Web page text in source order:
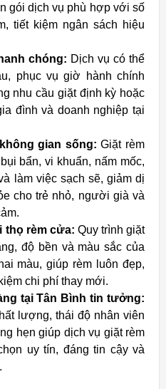
gói dịch vụ phù hợp với số
tiết kiệm ngân sách hiệu
chóng: Dịch vụ có thể
phục vụ giờ hành chính
nhu cầu giặt định kỳ hoặc
đình và doanh nghiệp tại
gian sống: Giặt rèm
bẩn, vi khuẩn, nấm mốc,
làm việc sạch sẽ, giảm dị
cho trẻ nhỏ, người già và
thọ rèm cửa: Quy trình giặt
độ bền và màu sắc của
màu, giúp rèm luôn đẹp,
chi phí thay mới.
tại Tân Bình tin tưởng:
lượng, thái độ nhân viên
hẹn giúp dịch vụ giặt rèm
uy tín, đáng tin cậy và